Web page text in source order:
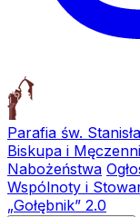
Parafia św.
Biskupa i
Nabożeństwa
Wspólnoty i
„Gołębnik” 2.0